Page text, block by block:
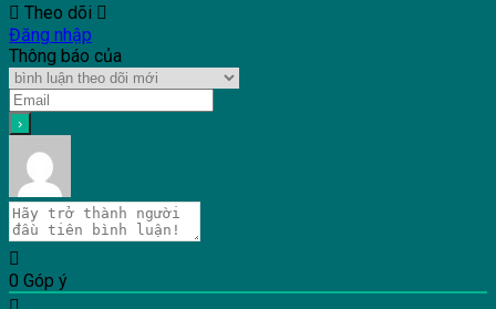
Theo dõi
Đăng nhập
Thông báo của
0 Góp ý